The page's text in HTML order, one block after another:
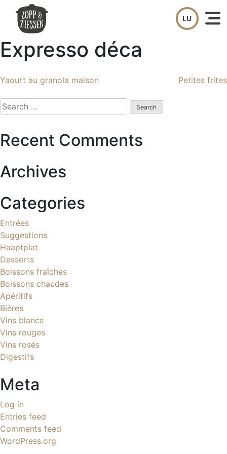
content
Expresso déca
Post
navigation
Yaourt au granola maison Petites frites
Search
for:
Recent Comments
Archives
Categories
Entrées
Suggestions
Haaptplat
Desserts
Boissons fraîches
Boissons chaudes
Apéritifs
Bières
Vins blancs
Vins rouges
Vins rosés
Digestifs
Meta
Log in
Entries feed
Comments feed
WordPress.org